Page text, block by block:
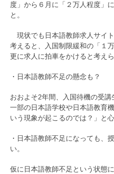
度」から６月に「２万人程度」
と。
現状でも日本語教師求人サイ
考えると、入国制限緩和の「１
更に求人に拍車をかけると考えら
・日本語教師不足の懸念も？
おおよそ2年間、入国待機の受講
一部の日本語学校や日本語教育
いう現象が起こるのでは？」と
・日本語教師不足になっても、
い。
仮に日本語教師不足という状態